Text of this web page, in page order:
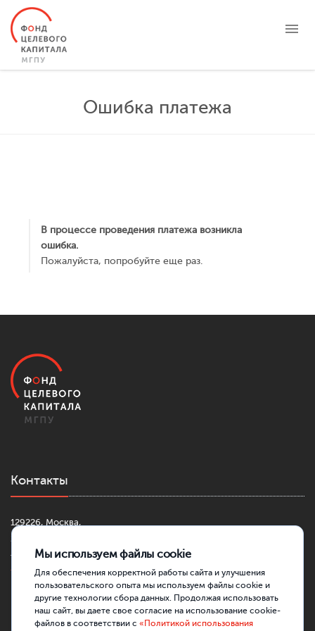
ЦЕЛЕВЫЕ КАПИТАЛЫ
ЛИЧНЫЙ КАБИНЕТ
Ошибка платежа
В процессе проведения платежа возникла
ошибка.
Пожалуйста, попробуйте еще раз.
Контакты
129226, Москва,
2-й Сельскохозяйственный проезд, д. 4, к. 1
+7 (499) 181-42-30
fond@mgpu.ru
Мы используем файлы cookie
Для обеспечения корректной работы сайта и улучшения
пользовательского опыта мы используем файлы cookie и
другие технологии сбора данных. Продолжая использовать
наш сайт, вы даете свое согласие на использование cookie-
файлов в соответствии с «Политикой использования